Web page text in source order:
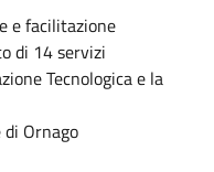
e facilitazione
di 14 servizi
Tecnologica e la
di Ornago